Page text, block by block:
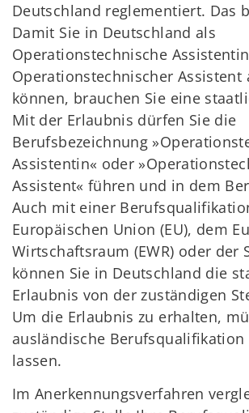
Deutschland reglementiert. Das
Damit Sie in Deutschland als
Operationstechnische
Operationstechnischer Assistent
können, brauchen Sie eine
Mit der Erlaubnis dürfen Sie die
Berufsbezeichnung
Assistentin« oder
Assistent« führen und in dem
Auch mit einer
Europäischen Union (EU), dem
Wirtschaftsraum (EWR) oder der
können Sie in Deutschland die
Erlaubnis von der zuständigen
Um die Erlaubnis zu erhalten,
ausländische Berufsqualifikation
lassen.
Im Anerkennungsverfahren